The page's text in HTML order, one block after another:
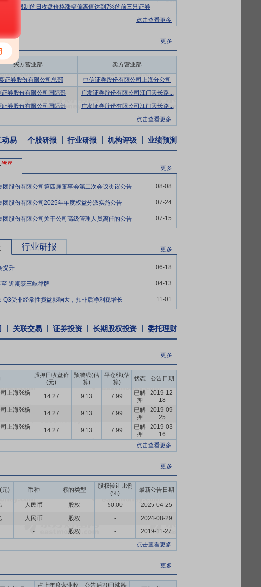
和运营全国领先的生活垃圾焚烧发电项目（老港再生能
进组合烟气净化工艺“半干法/干法”和“干法/湿法”的企
环境卫生标准化技术委员会主任单位、中国工程建设标
保护产业协会固体废物处置与资源化专业委员会主任单
服务及设施运营监管专业委员会主任委员单位、上海市
程咨询协会特邀副会长单位、上海市市容环境卫生行业
术企业、5个市级工程技术研究中心、5个专精特新中
海市东方英才青年计划6人，东方英才拔尖4人，上海优
职称技术人员900余人。
现了运营智能化；实时掌握各厂运行情况，并提供远
有资产监督管理委员会全资持有，是专业从事城市基
融、财务、法律、环保等方面的专家顾问团队。
内固废行业起步最早的专业公司之一，公司积累了丰富
PPP项目,项目总规模日处理城市生活垃圾1200吨,成
日公告,公司方面签署了《成都宝林环保发电厂项目特
凝汽式汽轮发电机,年处理城市生活垃圾60万吨;项
司债券,用于松江区湿垃圾资源化处理工程项目、松江
项目。
于最近一期经审计的每股净资产,公司将通过控股股东增
。
涨跌幅限制的日收盘价格涨幅偏离值达到7%的前三只证券
点击查看更多
更多
买方营业部 卖方营业部
证券股份有限公司总部
中信证券股份有限公司上海分公司
证券股份有限公司国际部
广发证券股份有限公司江门天长路...
证券股份有限公司国际部
广发证券股份有限公司江门天长路...
点击查看更多
动易 个股研报 行业研报 机构评级 业绩预测
更多
团股份有限公司第四届董事会第二次会议决议公告 08-08
团股份有限公司2025年年度权益分派实施公告 07-24
团股份有限公司关于公司高级管理人员离任的公告 07-15
行业研报 更多
提升 06-18
近期获三峡举牌 04-13
Q3受非经常性损益影响大，扣非后净利稳增长 11-01
关联交易 证券投资 长期股权投资 委托理财
更多
质押日收盘价
(元)
预警线(估
算)
平仓线(估
算)
状态 公告日期
上海张杨
14.27 9.13 7.99
已解
押
2019-12-
18
上海张杨
14.27 9.13 7.99
已解
押
2019-09-
25
上海张杨
14.27 9.13 7.99
已解
押
2019-03-
16
点击查看更多
更多
元) 币种 标的类型
股权转让比例
(%)
最新公告日期
人民币 股权 50.00
2025-04-25
人民币 股权 -
2024-08-29
- 股权 -
2019-11-27
点击查看更多
更多
占上年度营业收 公告后20日涨跌